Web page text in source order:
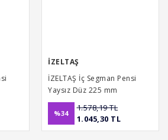
İZELTAŞ
İZELTAŞ İç Segman Pensi
Yaysız Düz 225 mm
%34
1.578,19 TL
1.045,30 TL